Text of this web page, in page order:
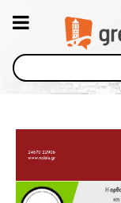
Αναζήτηση